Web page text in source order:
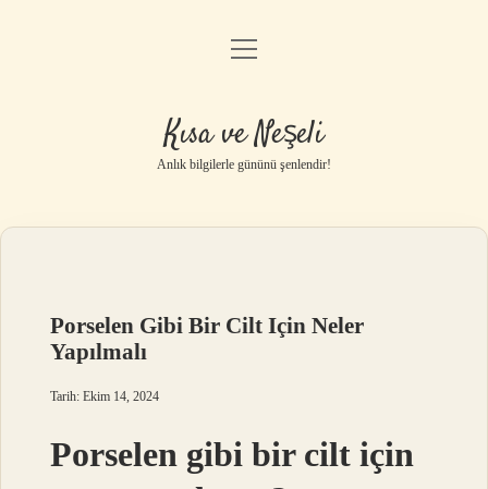
Anasayfa
Yasal Uyarı
menüyü
Kısa ve Neşeli
Anlık bilgilerle gününü şenlendir!
Porselen Gibi Bir Cilt Için Neler
Yapılmalı
Tarih: Ekim 14, 2024
Porselen gibi bir cilt için